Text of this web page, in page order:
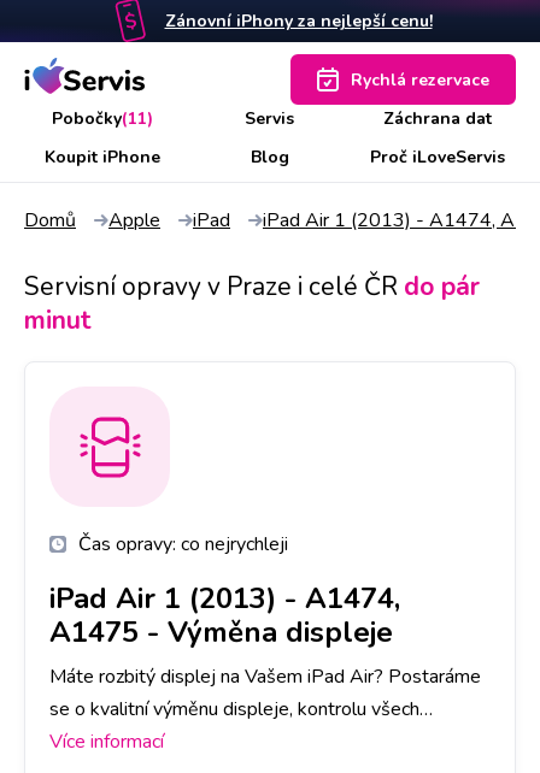
Zánovní iPhony za nejlepší cenu!
Pobočky(11) Servis
Záchrana dat
Koupit iPhone
Blog Proč iLoveServis
Rychlá rezervace
Domů Apple iPad iPad Air 1 (2013) - A1474,
Servisní opravy v Praze i celé ČR do pár
minut
Čas opravy: co nejrychleji
iPad Air 1 (2013) - A1474,
A1475 - Výměna displeje
Máte rozbitý displej na Vašem iPad Air? Postaráme
se o kvalitní výměnu displeje, kontrolu všech
důležitých funkcí a jistotu v podobě záruky na opravu.
Více informací